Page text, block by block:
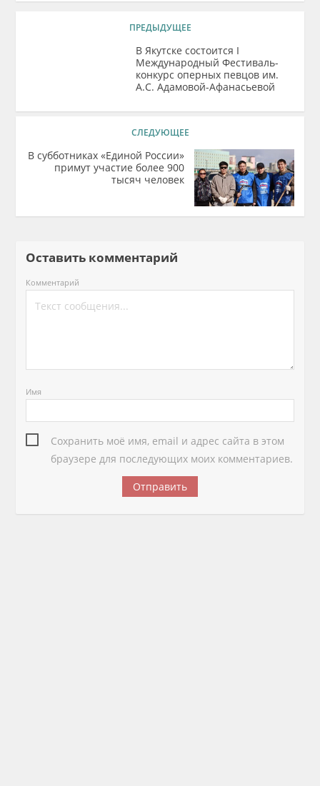
ПРЕДЫДУЩЕЕ
В Якутске состоится I
Международный Фестиваль-
конкурс оперных певцов им.
А.С. Адамовой-Афанасьевой
СЛЕДУЮЩЕЕ
В субботниках «Единой России»
примут участие более 900
тысяч человек
Оставить комментарий
Комментарий
Имя
Сохранить моё имя, email и адрес сайта в этом
браузере для последующих моих комментариев.